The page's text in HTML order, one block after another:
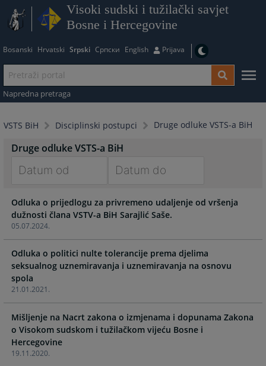
Visoki sudski i tužilački savjet
Bosne i Hercegovine
Bosanski Hrvatski Srpski Српски English Prijava
Napredna pretraga
VSTS BiH Disciplinski postupci Druge odluke VSTS-a BiH
Druge odluke VSTS-a BiH
forward
to
interact
with
the
calendar
and
select
a
date.
Press
the
question
forward
to
with
the
calendar
a
date.
Press
05.07.2024.
Odluka o prijedlogu za privremeno udaljenje od vršenja
dužnosti člana VSTV-a BiH Sarajlić Saše.
21.01.2021.
Odluka o politici nulte tolerancije prema djelima
seksualnog uznemiravanja i uznemiravanja na osnovu
19.11.2020.
Mišljenje na Nacrt zakona o izmjenama i dopunama Zakona
o Visokom sudskom i tužilačkom vijeću Bosne i
Hercegovine